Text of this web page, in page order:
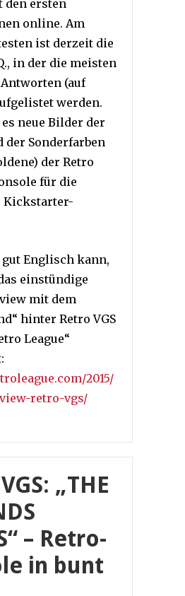
den ersten
online. Am
ist derzeit die
in der die meisten
(auf
werden.
neue Bilder der
der Sonderfarben
der Retro
für die
Kickstarter-
gut Englisch kann,
einstündige
mit dem
hinter Retro VGS
League“
2015/
retro-vgs/
„THE
– Retro-
in bunt